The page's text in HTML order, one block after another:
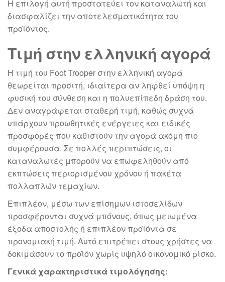
Η επιλογή αυτή προστατεύει τον καταναλωτή και
διασφαλίζει την αποτελεσματικότητα του
προϊόντος.
Τιμή στην ελληνική αγορά
Η τιμή του Foot Trooper στην ελληνική αγορά
θεωρείται προσιτή, ιδιαίτερα αν ληφθεί υπόψη η
φυσική του σύνθεση και η πολυεπίπεδη δράση του.
Δεν αναγράφεται σταθερή τιμή, καθώς συχνά
υπάρχουν προωθητικές ενέργειες και ειδικές
προσφορές που καθιστούν την αγορά ακόμη πιο
συμφέρουσα. Σε πολλές περιπτώσεις, οι
καταναλωτές μπορούν να επωφεληθούν από
εκπτώσεις περιορισμένου χρόνου ή πακέτα
πολλαπλών τεμαχίων.
Επιπλέον, μέσω των επίσημων ιστοσελίδων
προσφέρονται συχνά μπόνους, όπως μειωμένα
έξοδα αποστολής ή επιπλέον προϊόντα σε
προνομιακή τιμή. Αυτό επιτρέπει στους χρήστες να
δοκιμάσουν το προϊόν χωρίς υψηλό οικονομικό ρίσκο.
Γενικά χαρακτηριστικά τιμολόγησης: